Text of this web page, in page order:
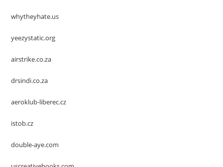
whytheyhate.us
yeezystatic.org
airstrike.co.za
drsindi.co.za
aeroklub-liberec.cz
istob.cz
double-aye.com